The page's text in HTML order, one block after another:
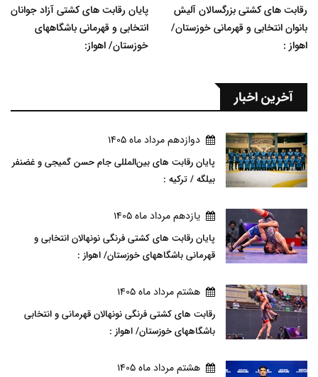
رقابت های کشتی بزرگسالان آلیش
بانوان انتخابی و قهرمانی خوزستان/
اهواز :
پایان رقابت های کشتی آزاد جوانان
انتخابی و قهرمانی باشگاههای
خوزستان/ اهواز:
آخرین اخبار
دوازدهم مرداد ماه 1405
پایان رقابت های بین‌المللی جام حسن گمیجی و غضنفر
بیلگه / ترکیه :
يازدهم مرداد ماه 1405
پایان رقابت های کشتی فرنگی نونهالان انتخابی و
قهرمانی باشگاههای خوزستان/ اهواز :
هشتم مرداد ماه 1405
رقابت های کشتی فرنگی نونهالان قهرمانی و انتخابی
باشگاههای خوزستان/ اهواز :
هشتم مرداد ماه 1405